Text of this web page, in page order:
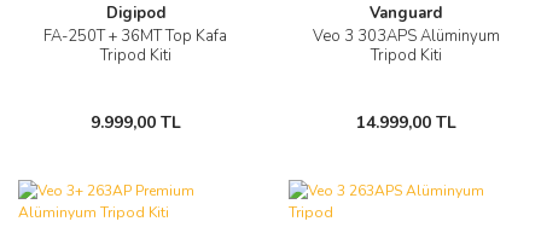
Digipod
FA-250T + 36MT Top Kafa
Tripod Kiti
9.999,00 TL
Vanguard
Veo 3 303APS Alüminyum
Tripod Kiti
14.999,00 TL